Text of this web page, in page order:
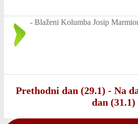
- Blaženi Kolumba Josip
Prethodni dan (29.1) - Na
dan (31.1)